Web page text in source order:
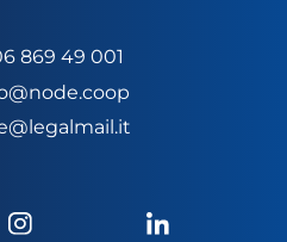
869 49 001